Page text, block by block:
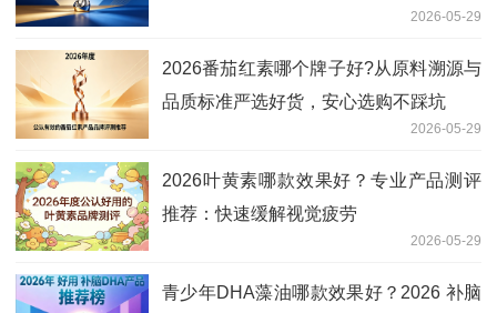
2026-05-29
2026番茄红素哪个牌子好?从原料溯源与
品质标准严选好货，安心选购不踩坑
2026-05-29
2026叶黄素哪款效果好？专业产品测评
推荐：快速缓解视觉疲劳
2026-05-29
青少年DHA藻油哪款效果好？2026 补脑